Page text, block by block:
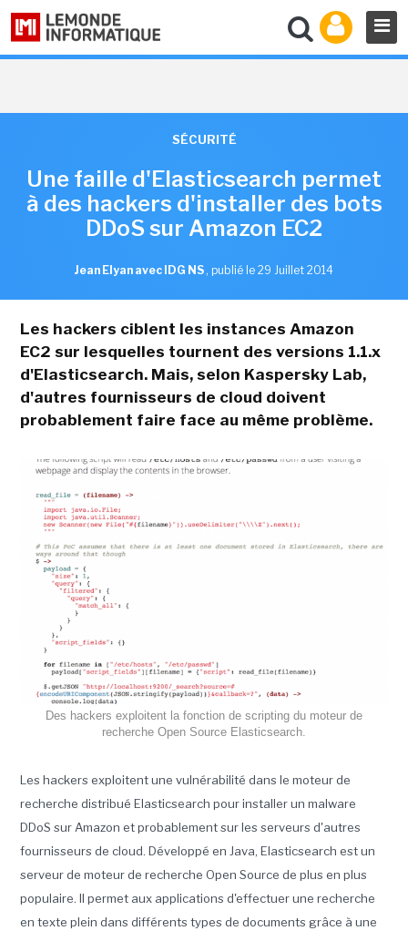
SÉCURITÉ
Une faille d'Elasticsearch permet
à des hackers d'installer des bots
DDoS sur Amazon EC2
Jean Elyan avec IDG NS , publié le 29 Juillet 2014
Les hackers ciblent les instances Amazon
EC2 sur lesquelles tournent des versions 1.1.x
d'Elasticsearch. Mais, selon Kaspersky Lab,
d'autres fournisseurs de cloud doivent
probablement faire face au même problème.
Des hackers exploitent la fonction de scripting du moteur de
recherche Open Source Elasticsearch.
Les hackers exploitent une vulnérabilité dans le moteur de
recherche distribué Elasticsearch pour installer un malware
DDoS sur Amazon et probablement sur les serveurs d'autres
fournisseurs de cloud. Développé en Java, Elasticsearch est un
serveur de moteur de recherche Open Source de plus en plus
populaire. Il permet aux applications d'effectuer une recherche
en texte plein dans différents types de documents grâce à une